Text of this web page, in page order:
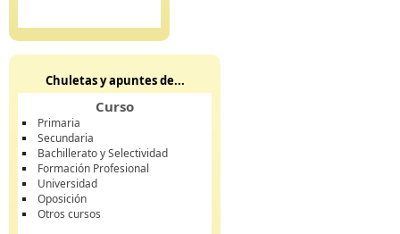
Chuletas y apuntes de...
Curso
Primaria
Secundaria
Bachillerato y Selectividad
Formación Profesional
Universidad
Oposición
Otros cursos